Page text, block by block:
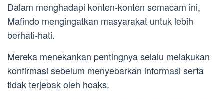
Dalam menghadapi konten-konten semacam ini,
Mafindo mengingatkan masyarakat untuk lebih
berhati-hati.
Mereka menekankan pentingnya selalu melakukan
konfirmasi sebelum menyebarkan informasi serta
tidak terjebak oleh hoaks.